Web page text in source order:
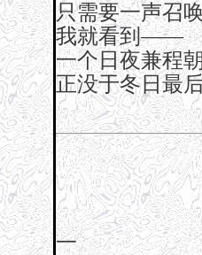
只需要一声召
我就看到——
一个日夜兼程
正没于冬日最
一